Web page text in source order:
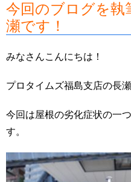
今回のブログを執
瀬です！
みなさんこんにちは！
プロタイムズ福島支店の長瀬
今回は屋根の劣化症状の一
す。